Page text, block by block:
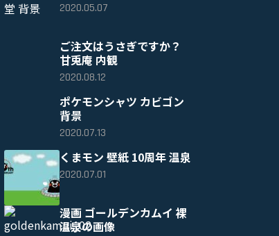
2020.05.07
ご注文はうさぎですか？
甘兎庵 内観
2020.08.12
ポケモンシャツ カビゴン
背景
2020.07.13
くまモン 壁紙 10周年 温泉
2020.07.01
漫画 ゴールデンカムイ 裸
温泉の画像